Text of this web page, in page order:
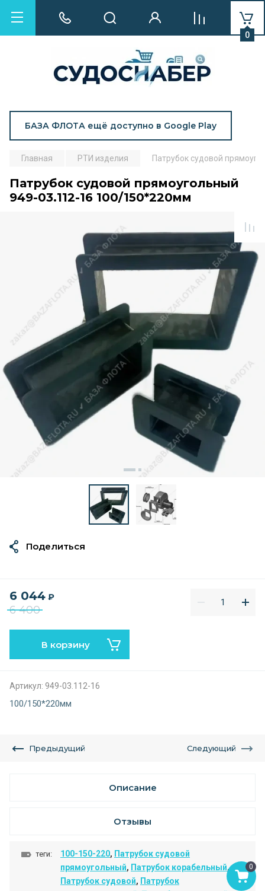
0
БАЗА ФЛОТА ещё доступно в Google Play
0
Главная РТИ изделия Патрубок судовой
Патрубок судовой прямоугольный
949-03.112-16 100/150*220мм
6 044 ₽
6 400
В корзину
Артикул: 949-03.112-16
100/150*220мм
Поделиться
Предыдущий Следующий
Описание
Отзывы
теги: 100-150-220, Патрубок судовой
прямоугольный, Патрубок корабельный,
Патрубок судовой, Патрубок